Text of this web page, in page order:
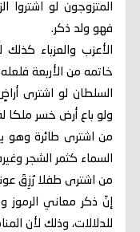
المتزوجون لو اشتروا
فهو ولد ذكر.
الأعزب والعزباء
خاتمه من الأربعة
السلطان لو اشترى
ولو باع أرض خسر ملكا
من اشترى طائرة وهو
السماء كثمر الشجر
من اشترى طفلا رُزِقَ
إنّ ذكر معاني الرموز
للدلالات، وذلك لأن